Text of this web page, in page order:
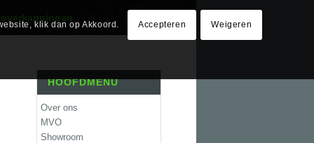
HOOFDMENU
Over ons
MVO
Showroom
klik dan op Akkoord. Accepteren Weigeren